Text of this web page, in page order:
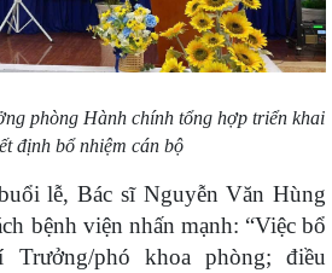
phòng Hành chính tổng hợp triển khai
định bổ nhiệm cán bộ
lễ, Bác sĩ Nguyễn Văn Hùng
bệnh viện nhấn mạnh: “Việc bổ
Trưởng/phó khoa phòng; điều